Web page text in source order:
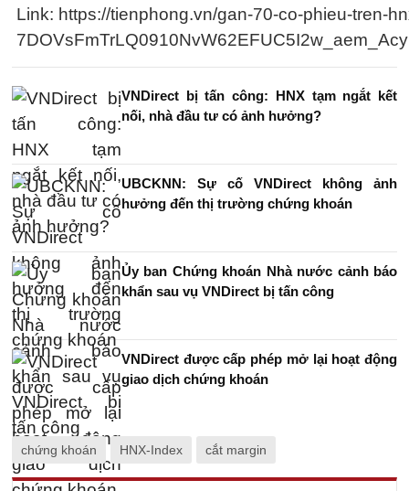
Link: https://tienphong.vn/gan-70-co-phieu-tren-
VNDirect bị tấn công: HNX tạm ngắt kết
nối, nhà đầu tư có ảnh hưởng?
UBCKNN: Sự cố VNDirect không ảnh
hưởng đến thị trường chứng khoán
Ủy ban Chứng khoán Nhà nước cảnh báo
khẩn sau vụ VNDirect bị tấn công
VNDirect được cấp phép mở lại hoạt động
giao dịch chứng khoán
chứng khoán HNX-Index cắt margin